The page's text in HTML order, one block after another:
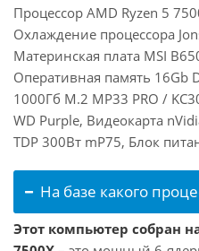
Процессор AMD Ryzen 5
Охлаждение процессора
Материнская плата MSI
Оперативная память 16Gb
1000Гб M.2 MP33 PRO /
WD Purple, Видеокарта
TDP 300Вт mP75, Блок
На базе какого
Этот компьютер собран